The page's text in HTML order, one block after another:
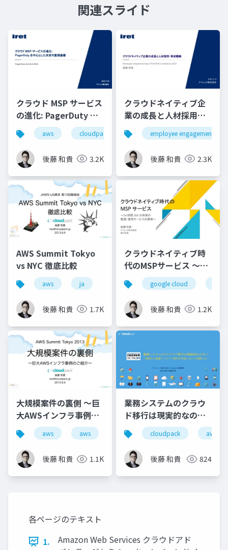
関連スライド
クラウド MSP サービス
の進化: PagerDuty を
中心とした次世代監視
基盤
aws cloudpack iret google cloud
後藤 和貴 3.2K
クラウドネイティブ企
業の成長と人材採用・
育成戦略 / Developer
eXperience Day
employee engagement
後藤 和貴 2.3K
AWS Summit Tokyo
vs NYC 徹底比較
aws ja
後藤 和貴 1.7K
クラウドネイティブ時
代のMSPサービス 〜24
時間 365 日体制の 監
視・運用サービスの実
情〜
google cloud
後藤 和貴 1.2K
大規模案件の裏側 ～巨
大AWSインフラ事例の
ご紹介～aws aws
後藤 和貴 1.1K
業務システムのクラウ
ド移行は現実的なの
か？ 〜事例から紐解く
クラウド時代の失敗し
ないIT投資とは〜
cloudpack aws
後藤 和貴 824
各ページのテキスト
1.
Amazon Web Services クラウドアド